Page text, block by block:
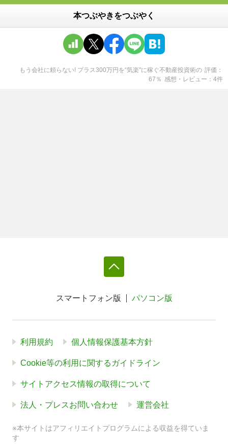
本つぶやきをつぶやく
もう会社に頼らない! プラス300万円を“気楽"に稼ぐ不動産投資術の 評価
67 ％ 感想・レビュー 4件
スマートフォン版 パソコン版
利用規約 個人情報保護基本方針
Cookie等の利用に関するガイドライン
サイトアクセス情報の取得について
法人・プレスお問い合わせ 運営会社
※本サイトはアフィリエイトプログラムによる収益を得ていま
す